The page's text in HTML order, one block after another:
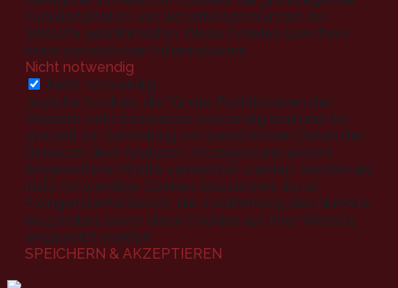
Funktionalitäten und Sicherheitsmerkmale der
Website gewährleisten. Diese Cookies speichern
keine persönlichen Informationen.
Nicht notwendig
Nicht notwendig
Jegliche Cookies, die für das Funktionieren der
Website nicht besonders notwendig sind und die
speziell zur Sammlung von persönlichen Daten der
Benutzer über Analysen, Anzeigen und andere
eingebettete Inhalte verwendet werden, werden als
nicht notwendige Cookies bezeichnet. Es ist
zwingend erforderlich, die Zustimmung des Nutzers
einzuholen, bevor diese Cookies auf Ihrer Website
eingesetzt werden.
SPEICHERN & AKZEPTIEREN